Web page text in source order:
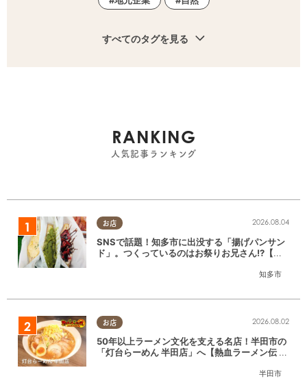
すべてのタグを見る
RANKING
人気記事ランキング
お店
知多市
2026.08.04
SNSで話題！知多市に出没する「揚げパンサン
ド」。つくっているのはお祭りお兄さん!?【ち
お店
半田市
2026.08.02
50年以上ラーメン文化を支える名店！半田市の
「灯台らーめん 半田店」へ【熱血ラーメン伝 8